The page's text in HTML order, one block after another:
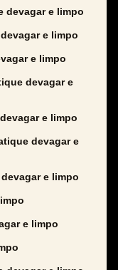
devagar e limpo
e limpo
e limpo
devagar e
e limpo
devagar e
e limpo
e limpo